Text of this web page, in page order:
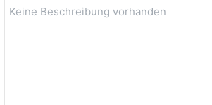
Keine Beschreibung vorhanden